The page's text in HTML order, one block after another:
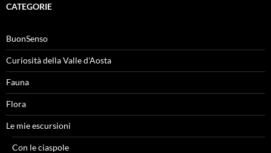
CATEGORIE
BuonSenso
Curiosità della Valle d'Aosta
Fauna
Flora
Le mie escursioni
Con le ciaspole